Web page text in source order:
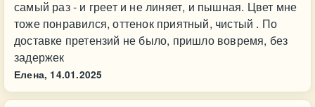
самый раз - и греет и не линяет, и пышная. Цвет мне
тоже понравился, оттенок приятный, чистый . По
доставке претензий не было, пришло вовремя, без
задержек
Елена, 14.01.2025